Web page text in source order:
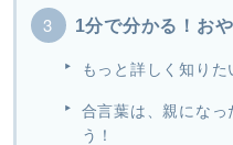
1分で分かる！お
もっと詳しく知りた
合言葉は、親にな
う！